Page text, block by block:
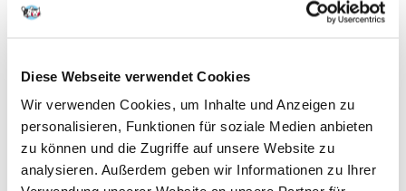
Diese Webseite verwendet Cookies
Wir verwenden Cookies, um Inhalte und Anzeigen zu
personalisieren, Funktionen für soziale Medien anbieten
zu können und die Zugriffe auf unsere Website zu
analysieren. Außerdem geben wir Informationen zu Ihrer
ml Fassungsvermögen, 16 cm Durchmesser.
Keramiknäpfe sind ideal für Besitzer von Kaninchen, Nagetieren und
anderen Kleintieren. Die abgerundeten Kanten verhindern, dass das
Futter weggeworfen wird, was die Fütterung Ihrer Haustiere einfacher
und sauberer macht. Das Produkt eignet sich auch zum Sandbaden
Ihres Hamsters, was ein zusätzlicher Vorteil ist. Der Napf ist in den